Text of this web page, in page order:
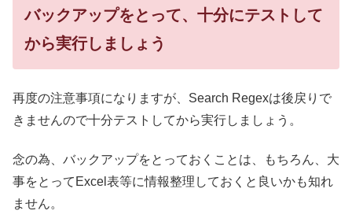
バックアップをとって、十分にテストして
から実行しましょう
再度の注意事項になりますが、Search Regexは後戻りで
きませんので十分テストしてから実行しましょう。
念の為、バックアップをとっておくことは、もちろん、大
事をとってExcel表等に情報整理しておくと良いかも知れ
ません。